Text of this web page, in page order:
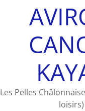
Les Pelles
loisirs)